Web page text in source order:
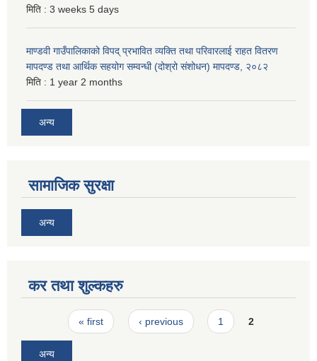
मिति : 3 weeks 5 days
माण्डवी गाउँपालिकाको विपद् प्रभावित व्यक्ति तथा परिवारलाई राहत वितरण
मापदण्ड तथा आर्थिक सहयोग सम्वन्धी (दोश्रो संशोधन) मापदण्ड, २०८२
मिति : 1 year 2 months
अन्य
सामाजिक सुरक्षा
अन्य
कर तथा शुल्कहरु
Pages« first ‹ previous 1 2
अन्य